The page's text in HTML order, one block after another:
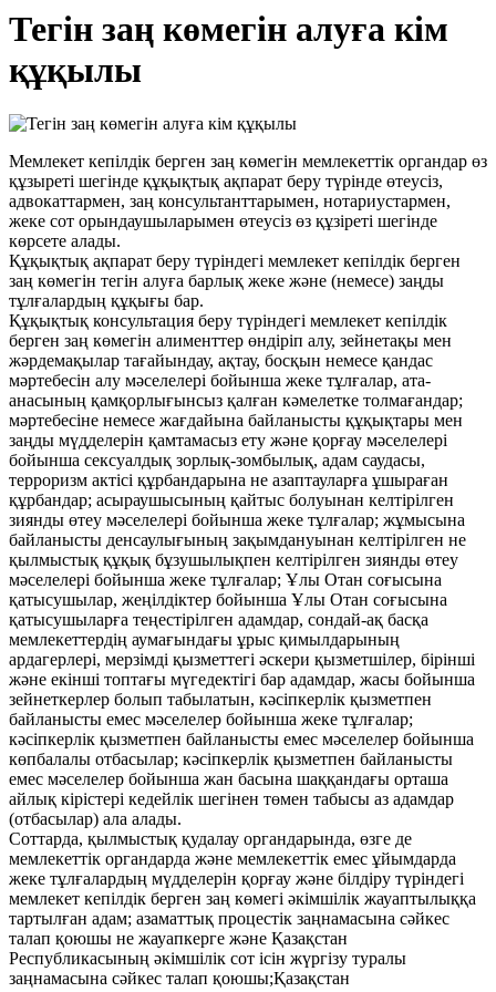
Тегін заң көмегін алуға кім
құқылы
Мемлекет кепілдік берген заң көмегін мемлекеттік органдар өз
құзыреті шегінде құқықтық ақпарат беру түрінде өтеусіз,
адвокаттармен, заң консультанттарымен, нотариустармен,
жеке сот орындаушыларымен өтеусіз өз құзіреті шегінде
көрсете алады.
Құқықтық ақпарат беру түріндегі мемлекет кепілдік берген
заң көмегін тегін алуға барлық жеке және (немесе) заңды
тұлғалардың құқығы бар.
Құқықтық консультация беру түріндегі мемлекет кепілдік
берген заң көмегін алименттер өндіріп алу, зейнетақы мен
жәрдемақылар тағайындау, ақтау, босқын немесе қандас
мәртебесін алу мәселелері бойынша жеке тұлғалар, ата-
анасының қамқорлығынсыз қалған кәмелетке толмағандар;
мәртебесіне немесе жағдайына байланысты құқықтары мен
заңды мүдделерін қамтамасыз ету және қорғау мәселелері
бойынша сексуалдық зорлық-зомбылық, адам саудасы,
терроризм актісі құрбандарына не азаптауларға ұшыраған
құрбандар; асыраушысының қайтыс болуынан келтірілген
зиянды өтеу мәселелері бойынша жеке тұлғалар; жұмысына
байланысты денсаулығының зақымдануынан келтірілген не
қылмыстық құқық бұзушылықпен келтірілген зиянды өтеу
мәселелері бойынша жеке тұлғалар; Ұлы Отан соғысына
қатысушылар, жеңілдіктер бойынша Ұлы Отан соғысына
қатысушыларға теңестірілген адамдар, сондай-ақ басқа
мемлекеттердің аумағындағы ұрыс қимылдарының
ардагерлері, мерзімді қызметтегі әскери қызметшілер, бірінші
және екінші топтағы мүгедектігі бар адамдар, жасы бойынша
зейнеткерлер болып табылатын, кәсіпкерлік қызметпен
байланысты емес мәселелер бойынша жеке тұлғалар;
кәсіпкерлік қызметпен байланысты емес мәселелер бойынша
көпбалалы отбасылар; кәсіпкерлік қызметпен байланысты
емес мәселелер бойынша жан басына шаққандағы орташа
айлық кірістері кедейлік шегінен төмен табысы аз адамдар
(отбасылар) ала алады.
Соттарда, қылмыстық қудалау органдарында, өзге де
мемлекеттік органдарда және мемлекеттік емес ұйымдарда
жеке тұлғалардың мүдделерін қорғау және білдіру түріндегі
мемлекет кепілдік берген заң көмегі әкімшілік жауаптылыққа
тартылған адам; азаматтық процестік заңнамасына сәйкес
талап қоюшы не жауапкерге және Қазақстан
Республикасының әкімшілік сот ісін жүргізу туралы
заңнамасына сәйкес талап қоюшы;Қазақстан